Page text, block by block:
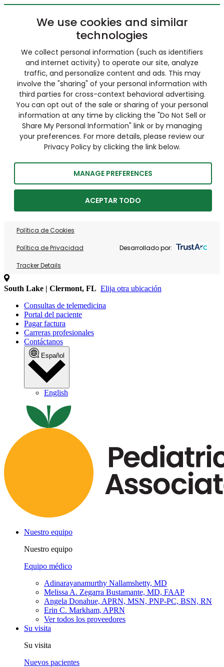
We use cookies and similar
technologies
We collect personal information (such as identifiers
and internet activity) to operate our site, analyze
traffic, and personalize content and ads. This may
involve the "sharing" of your personal information with
third parties for cross-context behavioral advertising.
You can opt out of the sale or sharing of your personal
information at any time by clicking the "Do Not Sell or
Share My Personal Information" link or by managing
your preferences. For more details, please review our
Privacy Policy by clicking the link below.
MANAGE PREFERENCES
ACEPTAR TODO
Política de Cookies
Política de Privacidad
Tracker Details
Desarrollado por:
South Lake | Clermont, FL Elija otra ubicación
Consultas de telemedicina
Portal del paciente
Pagar factura
Carreras profesionales
Contáctanos
Español
English
Nuestro equipo
Nuestro equipo
Equipo médico
Adinarayanamurthy Nallamshetty, MD
Melissa A. Zegarra Bustamante, MD, FAAP
Angela Donahue, APRN, MSN, PNP-PC, BSN, RN
Erin C. Markham, APRN
Ver todos los proveedores
Su visita
Su visita
Nuevos pacientes